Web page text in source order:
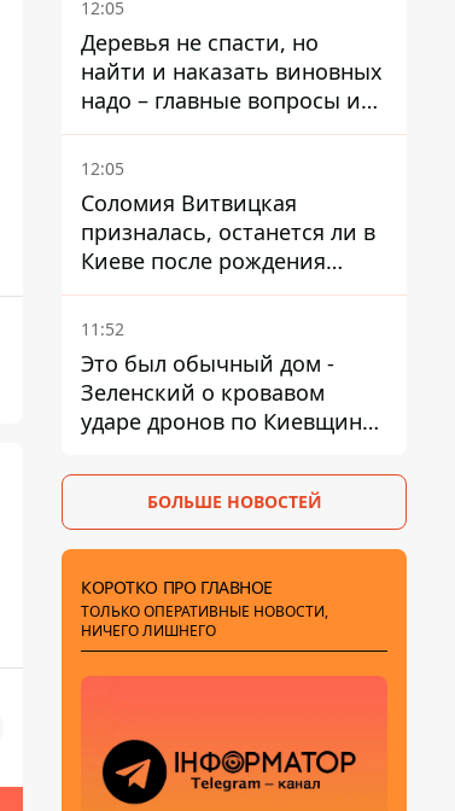
12:05
Деревья не спасти, но
найти и наказать виновных
надо – главные вопросы и
выводы из конфликта на
Теремках
12:05
Соломия Витвицкая
призналась, останется ли в
Киеве после рождения
ребенка
11:52
Это был обычный дом -
Зеленский о кровавом
ударе дронов по Киевщине,
бабушка и их малолетний
БОЛЬШЕ НОВОСТЕЙ
КОРОТКО ПРО ГЛАВНОЕ
ТОЛЬКО ОПЕРАТИВНЫЕ НОВОСТИ,
НИЧЕГО ЛИШНЕГО